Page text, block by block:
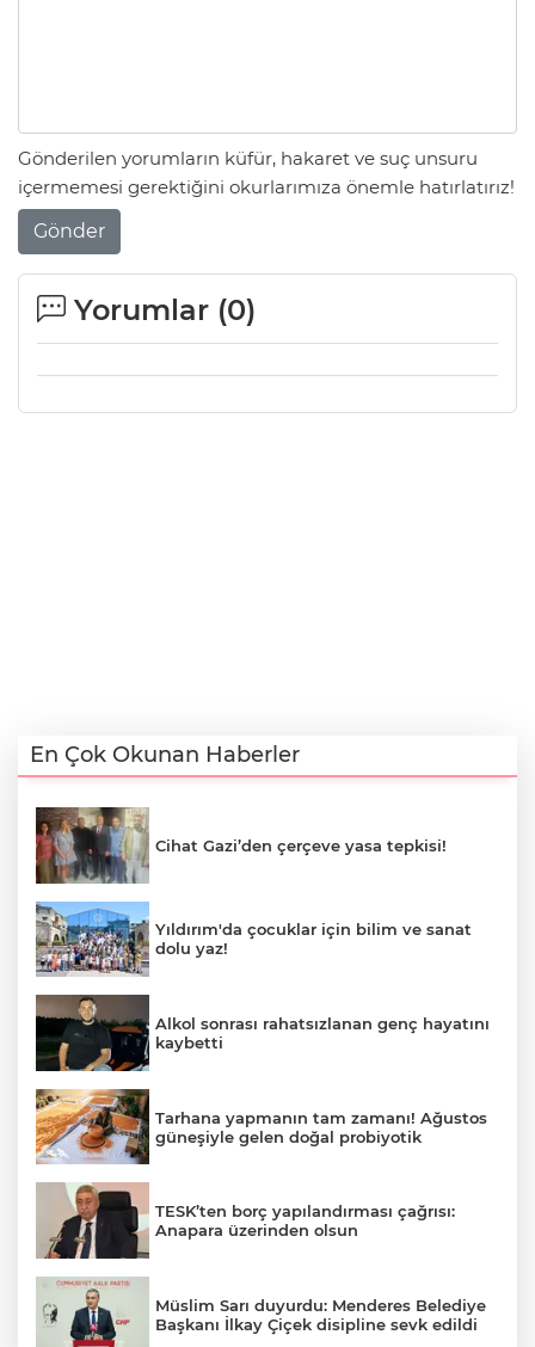
Gönderilen yorumların küfür, hakaret ve suç unsuru
içermemesi gerektiğini okurlarımıza önemle hatırlatırız!
Gönder
Yorumlar (0)
En Çok Okunan Haberler
Cihat Gazi’den çerçeve yasa tepkisi!
Yıldırım'da çocuklar için bilim ve sanat
dolu yaz!
Alkol sonrası rahatsızlanan genç hayatını
kaybetti
Tarhana yapmanın tam zamanı! Ağustos
güneşiyle gelen doğal probiyotik
TESK’ten borç yapılandırması çağrısı:
Anapara üzerinden olsun
Müslim Sarı duyurdu: Menderes Belediye
Başkanı İlkay Çiçek disipline sevk edildi